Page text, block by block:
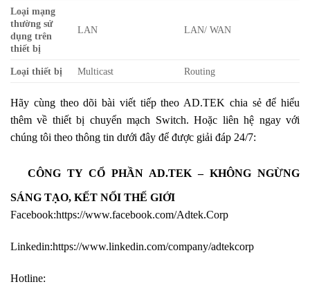
Loại mạng
thường sử
dụng trên
thiết bị
LAN LAN/ WAN
Loại thiết bị Multicast Routing
Hãy cùng theo dõi bài viết tiếp theo AD.TEK chia sẻ để hiểu
thêm về thiết bị chuyển mạch Switch. Hoặc liên hệ ngay với
chúng tôi theo thông tin dưới đây để được giải đáp 24/7:
CÔNG TY CỔ PHẦN AD.TEK – KHÔNG NGỪNG
SÁNG TẠO, KẾT NỐI THẾ GIỚI
Facebook:https://www.facebook.com/Adtek.Corp
Linkedin:https://www.linkedin.com/company/adtekcorp
Hotline: